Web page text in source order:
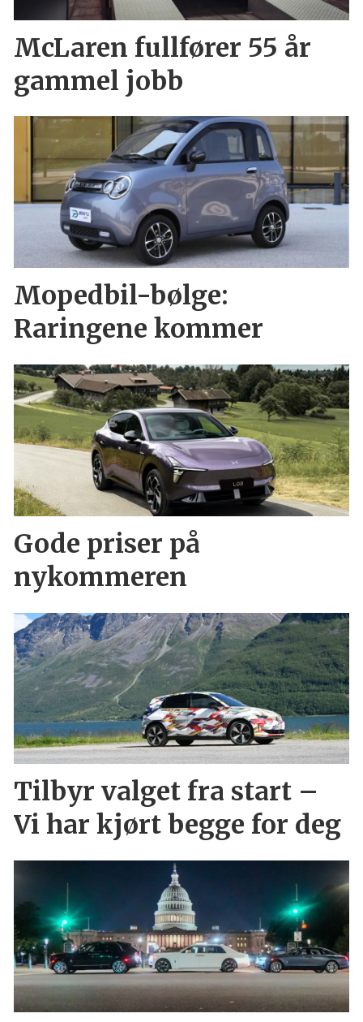
McLaren fullfører 55 år
gammel jobb
Mopedbil-bølge:
Raringene kommer
Gode priser på
nykommeren
Tilbyr valget fra start –
Vi har kjørt begge for deg